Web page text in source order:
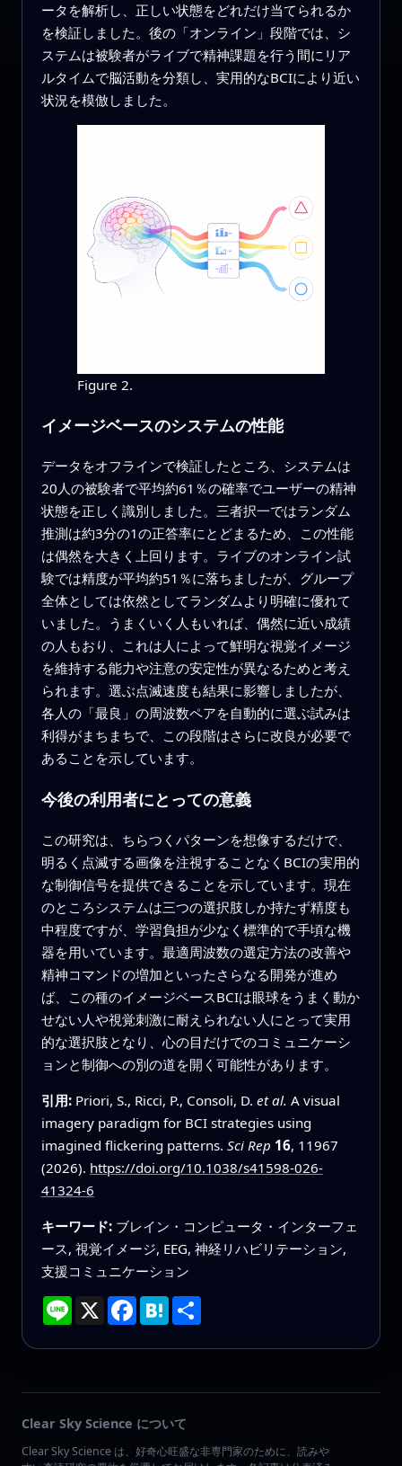
ータを解析し、正しい状態をどれだけ当てられるか
を検証しました。後の「オンライン」段階では、シ
ステムは被験者がライブで精神課題を行う間にリア
ルタイムで脳活動を分類し、実用的なBCIにより近い
状況を模倣しました。
Figure 2.
イメージベースのシステムの性能
データをオフラインで検証したところ、システムは
20人の被験者で平均約61％の確率でユーザーの精神
状態を正しく識別しました。三者択一ではランダム
推測は約3分の1の正答率にとどまるため、この性能
は偶然を大きく上回ります。ライブのオンライン試
験では精度が平均約51％に落ちましたが、グループ
全体としては依然としてランダムより明確に優れて
いました。うまくいく人もいれば、偶然に近い成績
の人もおり、これは人によって鮮明な視覚イメージ
を維持する能力や注意の安定性が異なるためと考え
られます。選ぶ点滅速度も結果に影響しましたが、
各人の「最良」の周波数ペアを自動的に選ぶ試みは
利得がまちまちで、この段階はさらに改良が必要で
あることを示しています。
今後の利用者にとっての意義
この研究は、ちらつくパターンを想像するだけで、
明るく点滅する画像を注視することなくBCIの実用的
な制御信号を提供できることを示しています。現在
のところシステムは三つの選択肢しか持たず精度も
中程度ですが、学習負担が少なく標準的で手頃な機
器を用いています。最適周波数の選定方法の改善や
精神コマンドの増加といったさらなる開発が進め
ば、この種のイメージベースBCIは眼球をうまく動か
せない人や視覚刺激に耐えられない人にとって実用
的な選択肢となり、心の目だけでのコミュニケーシ
ョンと制御への別の道を開く可能性があります。
引用: Priori, S., Ricci, P., Consoli, D. et al. A visual
imagery paradigm for BCI strategies using
imagined flickering patterns. Sci Rep 16, 11967
(2026). https://doi.org/10.1038/s41598-026-
41324-6
キーワード: ブレイン・コンピュータ・インターフェ
ース, 視覚イメージ, EEG, 神経リハビリテーション,
支援コミュニケーション
Line X Facebook
Hatena
共
有
Clear Sky Science について
Clear Sky Science は、好奇心旺盛な非専門家のために、読みや